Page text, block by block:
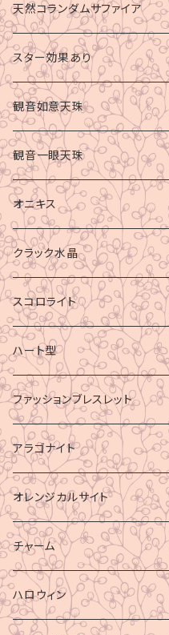
天然コランダムサファイア
スター効果あり
観音如意天珠
観音一眼天珠
オニキス
クラック水晶
スコロライト
ハート型
ファッションブレスレット
アラゴナイト
オレンジカルサイト
チャーム
ハロウィン